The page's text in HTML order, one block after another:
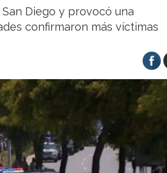
Diego y provocó una
confirmaron más víctimas